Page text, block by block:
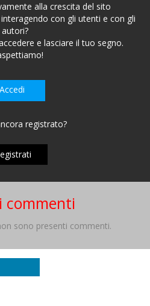
alla crescita del sito
con gli utenti e con gli
autori?
e lasciare il tuo segno.
Accedi
registrato?
commenti
sono presenti commenti.